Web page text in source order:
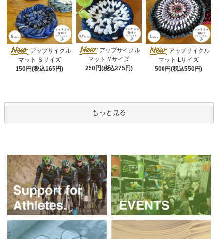
アップサイクル
マット Ｓサイズ
150円(税込165円)
アップサイクル
マット Mサイズ
250円(税込275円)
アップサイクル
マット Lサイズ
500円(税込550円)
もっと見る